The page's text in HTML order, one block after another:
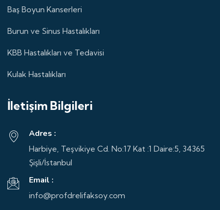
Baş Boyun Kanserleri
Burun ve Sinus Hastalıkları
KBB Hastalıkları ve Tedavisi
Kulak Hastalıkları
İletişim Bilgileri
Adres :
Harbiye, Teşvikiye Cd. No:17 Kat :1 Daire:5, 34365
Şişli/İstanbul
Email :
info@profdrelifaksoy.com